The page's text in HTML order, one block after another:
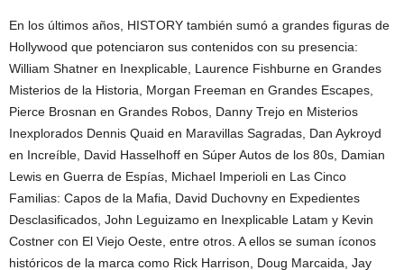
En los últimos años, HISTORY también sumó a grandes figuras de
Hollywood que potenciaron sus contenidos con su presencia:
William Shatner en Inexplicable, Laurence Fishburne en Grandes
Misterios de la Historia, Morgan Freeman en Grandes Escapes,
Pierce Brosnan en Grandes Robos, Danny Trejo en Misterios
Inexplorados Dennis Quaid en Maravillas Sagradas, Dan Aykroyd
en Increíble, David Hasselhoff en Súper Autos de los 80s, Damian
Lewis en Guerra de Espías, Michael Imperioli en Las Cinco
Familias: Capos de la Mafia, David Duchovny en Expedientes
Desclasificados, John Leguizamo en Inexplicable Latam y Kevin
Costner con El Viejo Oeste, entre otros. A ellos se suman íconos
históricos de la marca como Rick Harrison, Doug Marcaida, Jay